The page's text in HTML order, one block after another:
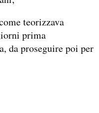
teorizzava
prima
da proseguire poi per